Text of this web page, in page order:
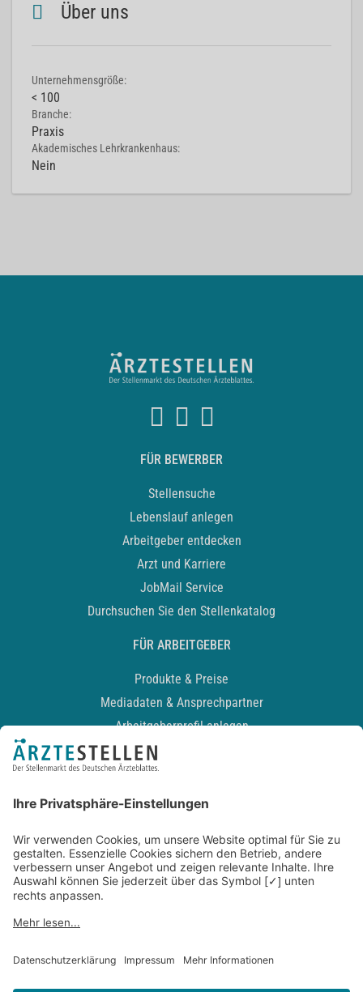
Über uns
Unternehmensgröße:
< 100
Branche:
Praxis
Akademisches Lehrkrankenhaus:
Nein
FÜR BEWERBER
Stellensuche
Lebenslauf anlegen
Arbeitgeber entdecken
Arzt und Karriere
JobMail Service
Durchsuchen Sie den Stellenkatalog
FÜR ARBEITGEBER
Produkte & Preise
Mediadaten & Ansprechpartner
Arbeitgeberprofil anlegen
Recruiting-Podcast
Kontakt
Datenschutz
Newsletter